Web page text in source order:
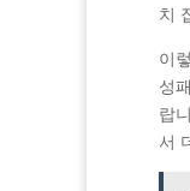
치
이
성
랍
서